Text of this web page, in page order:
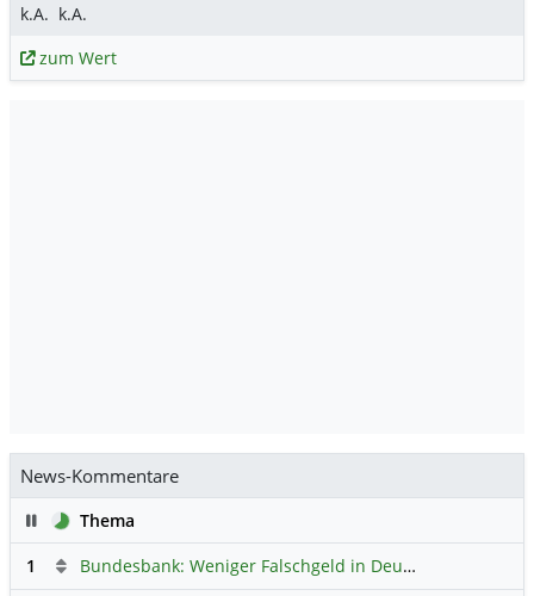
k.A. k.A.
zum Wert
News-Kommentare
PauseThema
1
Bundesbank: Weniger Falschgeld in Deutschland